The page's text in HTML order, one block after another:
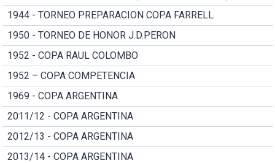
1944 - TORNEO PREPARACION COPA FARRELL
1950 - TORNEO DE HONOR J.D.PERON
1952 - COPA RAUL COLOMBO
1952 – COPA COMPETENCIA
1969 - COPA ARGENTINA
2011/12 - COPA ARGENTINA
2012/13 - COPA ARGENTINA
2013/14 - COPA ARGENTINA